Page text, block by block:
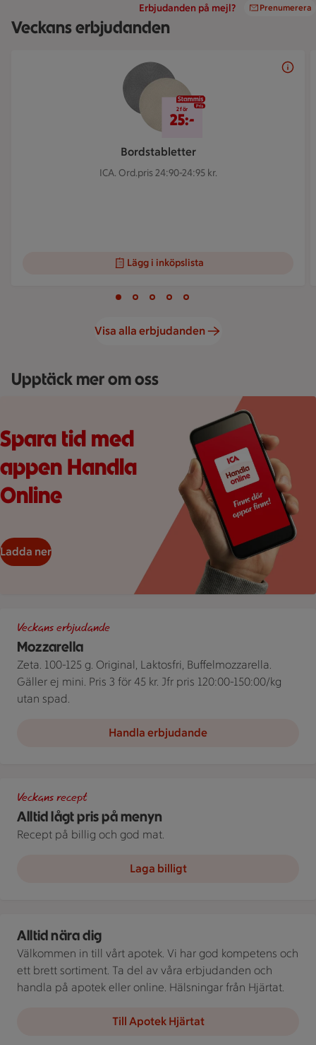
Erbjudanden på mejl? Prenumerera
Veckans erbjudanden
Bildspel med 5 bilder.
Bordstabletter
ICA. Ord.pris 24:90-24:95 kr.
2 för 25 kr
2 för
25:-
Lägg i inköpslista
Bild 1 av 5
Bild 2 av 5
Bild 3 av 5Bild 4 av 5
Visa alla erbjudanden
Upptäck mer om oss
Hand håller smartphone med ICA Handla online-app och
Spara tid med
appen Handla
Online
Ladda ner
Mozzarella
Veckans erbjudande
Zeta. 100-125 g. Original, Laktosfri, Buffelmozzarella.
Gäller ej mini. Pris 3 för 45 kr. Jfr pris 120:00-150:00/kg
utan spad.
Handla erbjudande
Alltid lågt pris på menyn
Veckans recept
Recept på billig och god mat.
Laga billigt
Alltid nära dig
Välkommen in till vårt apotek. Vi har god kompetens och
ett brett sortiment. Ta del av våra erbjudanden och
handla på apotek eller online. Hälsningar från Hjärtat.
Till Apotek Hjärtat